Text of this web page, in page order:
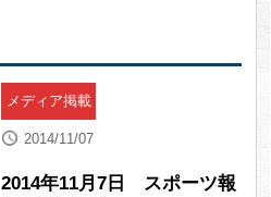
メディア掲載
2014/11/07
2014年11月7日 スポーツ報